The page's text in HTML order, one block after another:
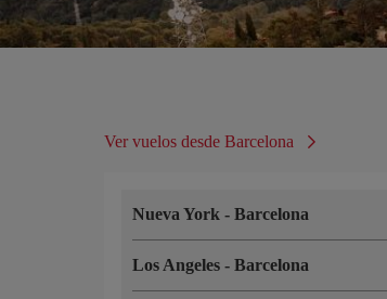
Ver vuelos desde Barcelona
Nueva York - Barcelona
Los Angeles - Barcelona